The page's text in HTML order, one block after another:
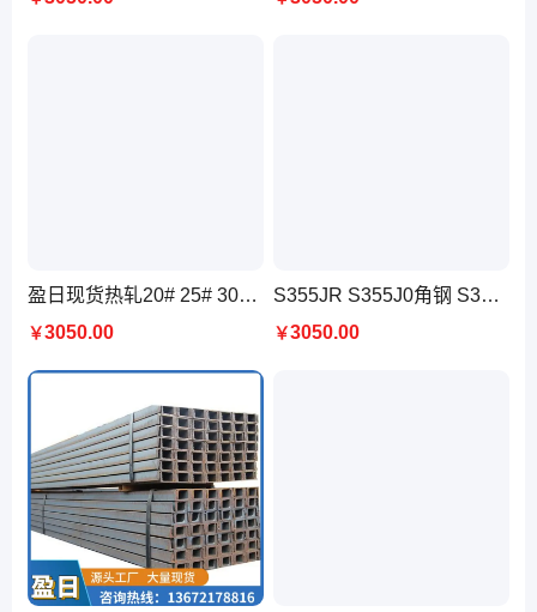
盈日现货热轧20# 25# 30# 35#特厚碳结板8mm-350mm优碳素结构钢板
￥3050.00
S355JR S355J0角钢 S355J2 S355K2 S450J0 欧标热轧角铁 用于光伏支架
￥3050.00